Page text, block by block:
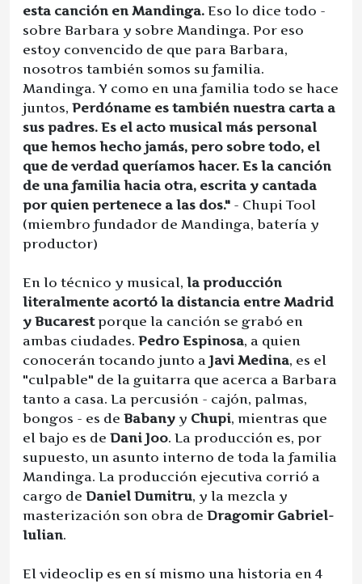
esta canción en Mandinga. Eso lo dice todo -
sobre Barbara y sobre Mandinga. Por eso
estoy convencido de que para Barbara,
nosotros también somos su familia.
Mandinga. Y como en una familia todo se hace
juntos, Perdóname es también nuestra carta a
sus padres. Es el acto musical más personal
que hemos hecho jamás, pero sobre todo, el
que de verdad queríamos hacer. Es la canción
de una familia hacia otra, escrita y cantada
por quien pertenece a las dos." - Chupi Tool
(miembro fundador de Mandinga, batería y
productor)
En lo técnico y musical, la producción
literalmente acortó la distancia entre Madrid
y Bucarestporque la canción se grabó en
ambas ciudades. Pedro Espinosa, a quien
conocerán tocando junto a Javi Medina, es el
"culpable" de la guitarra que acerca a Barbara
tanto a casa. La percusión - cajón, palmas,
bongos - es de Babany y Chupi, mientras que
el bajo es de Dani Joo. La producción es, por
supuesto, un asunto interno de toda la familia
Mandinga. La producción ejecutiva corrió a
cargo de Daniel Dumitru, y la mezcla y
masterización son obra de Dragomir Gabriel-
Iulian.
El videoclip es en sí mismo una historia en 4